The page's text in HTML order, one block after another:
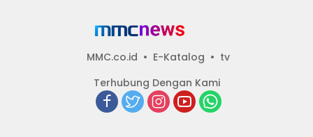
MMC.co.id E-Katalog
tv
Terhubung Dengan Kami